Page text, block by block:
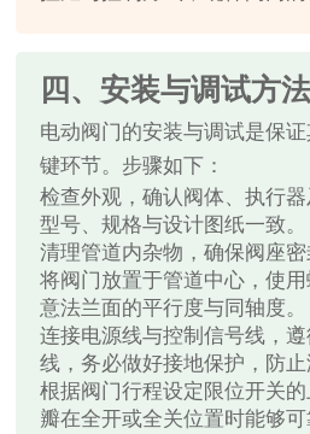
四、安装与调试方
电动阀门的安装与调试是保
键环节。步骤如下：
检查外观，确认阀体、执行
型号、规格与设计图纸一致。
清理管道内杂物，确保阀座密
将阀门放置于管道中心，使
意法兰面的平行度与同轴度。
连接电源线与控制信号线，
线，务必做好接地保护，防止
根据阀门行程设定限位开关
瓣在全开或全关位置时能够可